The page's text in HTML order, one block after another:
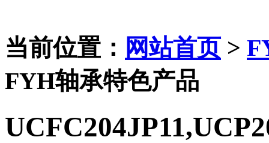
当前位置： 网站首页>
FYH轴承特色产品